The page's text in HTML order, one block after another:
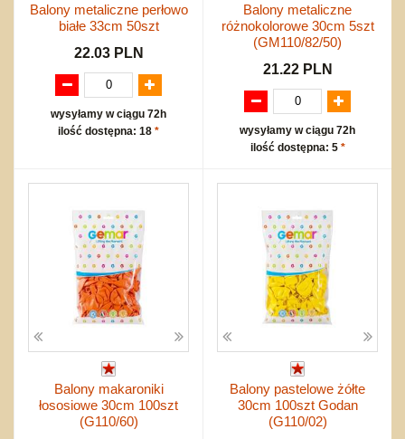
Balony metaliczne perłowo
białe 33cm 50szt
22.03 PLN
wysyłamy w ciągu 72h
ilość dostępna: 18 *
Balony metaliczne
różnokolorowe 30cm 5szt
(GM110/82/50)
21.22 PLN
wysyłamy w ciągu 72h
ilość dostępna: 5 *
Balony makaroniki
łososiowe 30cm 100szt
(G110/60)
Balony pastelowe żółte
30cm 100szt Godan
(G110/02)